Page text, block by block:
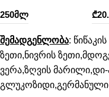
250მლ ₾
შემადგენლობა:
ზეთი,ნივრის
ვერა,ზღვის
გლუკოზიდი,გერმანული